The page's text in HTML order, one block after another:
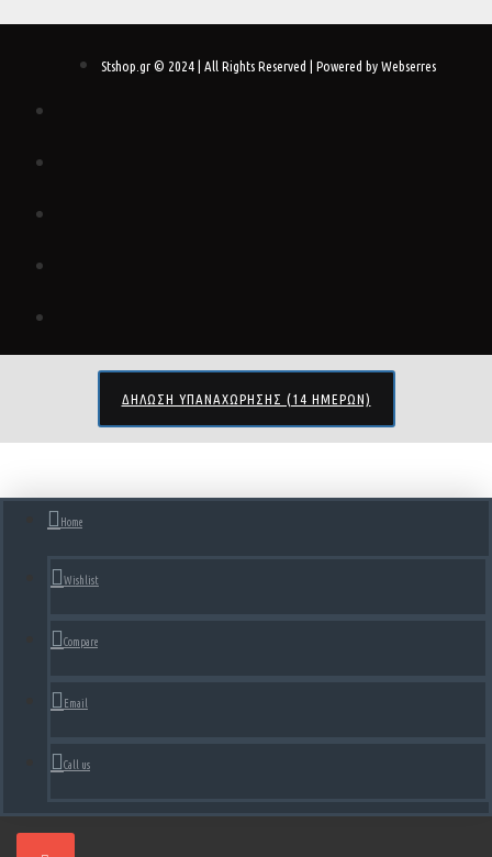
Stshop.gr © 2024 | All Rights Reserved | Powered by Webserres
ΔΉΛΩΣΗ ΥΠΑΝΑΧΏΡΗΣΗΣ (14 ΗΜΕΡΏΝ)
Home
Wishlist
Compare
Email
Call us